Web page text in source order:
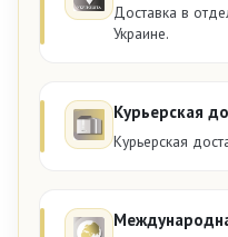
Доставка в
Украине.
Курьерская
Курьерская